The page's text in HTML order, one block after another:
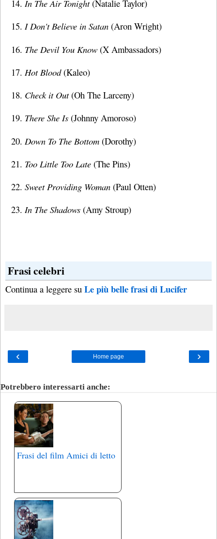
In The Air Tonight(Natalie Taylor)
I Don't Believe in Satan (Aron Wright)
The Devil You Know (X Ambassadors)
Hot Blood(Kaleo)
Check it Out(Oh The Larceny)
There She Is (Johnny Amoroso)
Down To The Bottom (Dorothy)
Too Little Too Late (The Pins)
Sweet Providing Woman (Paul Otten)
In The Shadows (Amy Stroup)
Frasi celebri
Continua a leggere su Le più belle frasi di Lucifer
‹ ›
Home page
Potrebbero interessarti anche:
Frasi del film Amici di letto